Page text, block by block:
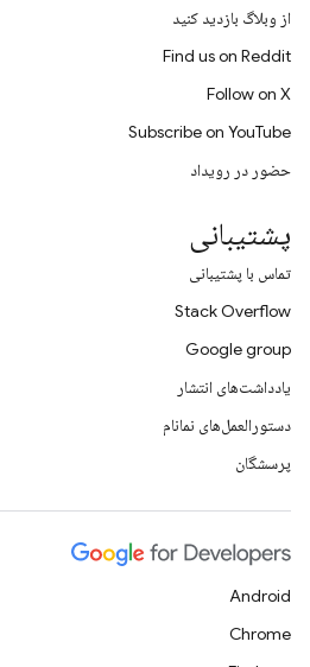
از وبلاگ بازدید کنید
Find us on Reddit
Follow on X
Subscribe on YouTube
حضور در رویداد
پشتیبانی
تماس با پشتیبانی
Stack Overflow
Google group
یادداشت‌های انتشار
دستورالعمل‌های نمانام
پرسشگان
Android
Chrome